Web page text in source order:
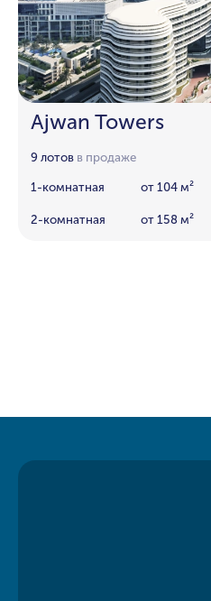
Ajwan Towers
9 лотов в продаже
1-комнатная от 104 м²
2-комнатная от 158 м²